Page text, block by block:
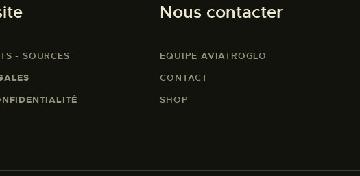
- SOURCES
Nous contacter
EQUIPE AVIATROGLO
CONTACT
SHOP